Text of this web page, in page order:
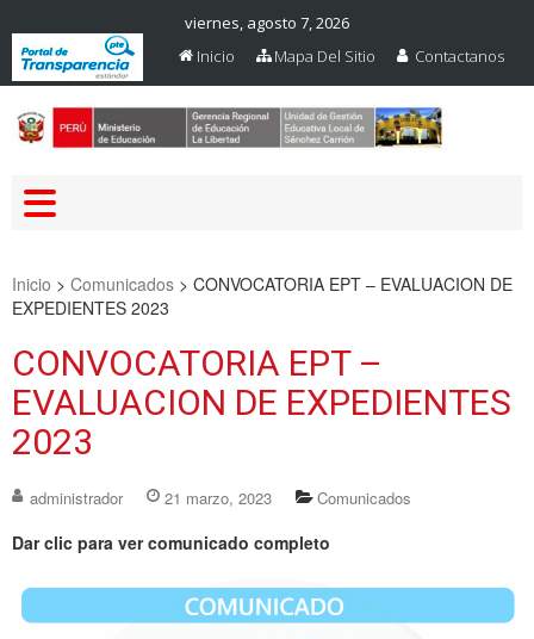
viernes, agosto 7, 2026
Inicio
Mapa Del Sitio Contactanos
Inicio > Comunicados > CONVOCATORIA EPT – EVALUACION DE
EXPEDIENTES 2023
CONVOCATORIA EPT –
EVALUACION DE EXPEDIENTES
2023
administrador 21 marzo, 2023 Comunicados
Dar clic para ver comunicado completo